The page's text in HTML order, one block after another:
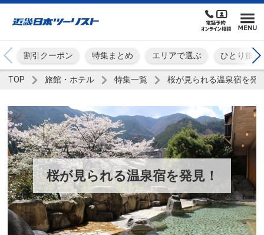
割引クーポン 特集まとめ エリアで選ぶ ひとり旅
TOP 旅館・ホテル 特集一覧 桜が見られる温泉宿を発
桜が見られる温泉宿を発見！